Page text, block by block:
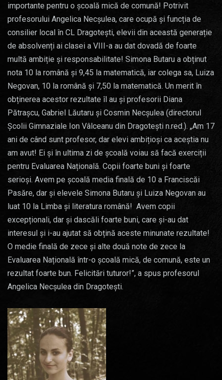
importante pentru o școală mică de comună! Potrivit
profesorului Angelica Necșulea, care ocupă și funcția de
consilier local în CL Dragotești, elevii din această generație
de absolvenți ai clasei a VIII-a au dat dovadă de foarte
multă ambiție și responsabilitate! Simona Butaru a obținut
nota 10 la română și 9,45 la matematică, iar colega sa, Luiza
Negovan, 10 la română și 7,50 la matematică. Un merit în
obținerea acestor rezultate îl au și profesorii Diana
Pătrașcu, Gabriel Lăutaru și Cosmin Necșulea (directorul
Școlii Gimnaziale Ion Vâlceanu din Dragotești n.red.). „Am 17
ani de când sunt profesor, dar elevi ambițioși ca aceștia nu
am avut! Ei și în ultima zi de școală voiau să facă exerciții
pentru Evaluarea Națională. Copii foarte buni și foarte
serioși. Avem pe școală media finală de 10 a Franciscăi
Pasăre, dar și elevele Simona Butaru și Luiza Negovan au
luat 10 la Limba și literatura română! Avem copii
excepționali, dar și dascăli foarte buni, care și-au dat
interesul și i-au ajutat să obțină aceste minunate rezultate!
O medie finală de zece și alte două note de zece la
Evaluarea Națională într-o școală mică, de comună, este un
rezultat foarte bun. Felicitări tuturor!”, a spus profesorul
Angelica Necșulea din Dragotești.